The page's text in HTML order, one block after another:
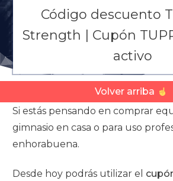
Código descuento
Strength | Cupón
activo
Volver arriba
Si estás pensando en comprar
gimnasio en casa o para uso
enhorabuena.
Desde hoy podrás utilizar el